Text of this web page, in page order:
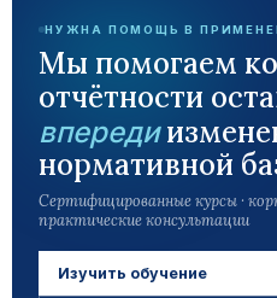
НУЖНА ПОМОЩЬ В
Мы помогаем
отчётности
впереди
нормативной
Сертифицированные курсы ·
практические консультации
Изучить обучение